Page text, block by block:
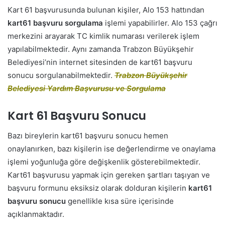
Kart 61 başvurusunda bulunan kişiler, Alo 153 hattından
kart61 başvuru sorgulama işlemi yapabilirler. Alo 153 çağrı
merkezini arayarak TC kimlik numarası verilerek işlem
yapılabilmektedir. Aynı zamanda Trabzon Büyükşehir
Belediyesi’nin internet sitesinden de kart61 başvuru
sonucu sorgulanabilmektedir. Trabzon Büyükşehir
Belediyesi Yardım Başvurusu ve Sorgulama
Kart 61 Başvuru Sonucu
Bazı bireylerin kart61 başvuru sonucu hemen
onaylanırken, bazı kişilerin ise değerlendirme ve onaylama
işlemi yoğunluğa göre değişkenlik gösterebilmektedir.
Kart61 başvurusu yapmak için gereken şartları taşıyan ve
başvuru formunu eksiksiz olarak dolduran kişilerin kart61
başvuru sonucu genellikle kısa süre içerisinde
açıklanmaktadır.